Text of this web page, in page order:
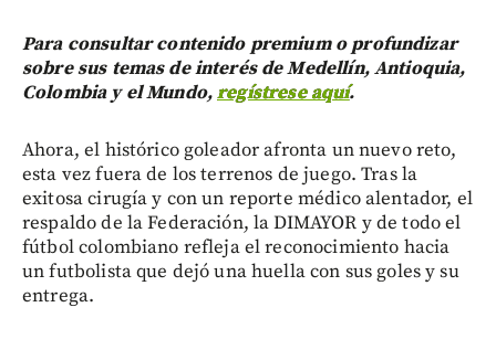
Para consultar contenido premium o profundizar
sobre sus temas de interés de Medellín, Antioquia,
Colombia y el Mundo,regístrese aquí.
Ahora, el histórico goleador afronta un nuevo reto,
esta vez fuera de los terrenos de juego. Tras la
exitosa cirugía y con un reporte médico alentador, el
respaldo de la Federación, la DIMAYOR y de todo el
fútbol colombiano refleja el reconocimiento hacia
un futbolista que dejó una huella con sus goles y su
entrega.